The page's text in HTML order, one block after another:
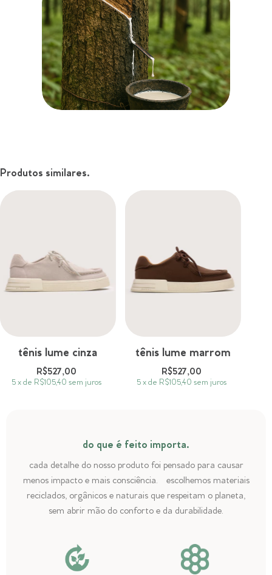
Produtos similares.
tênis lume cinza
R$527,00
5 xde R$105,40 sem juros
tênis lume marrom
R$527,00
5 xde R$105,40 sem juros
do que é feito importa.
cada detalhe do nosso produto foi pensado para causar
menos impacto e mais consciência. escolhemos materiais
reciclados, orgânicos e naturais que respeitam o planeta,
sem abrir mão do conforto e da durabilidade.